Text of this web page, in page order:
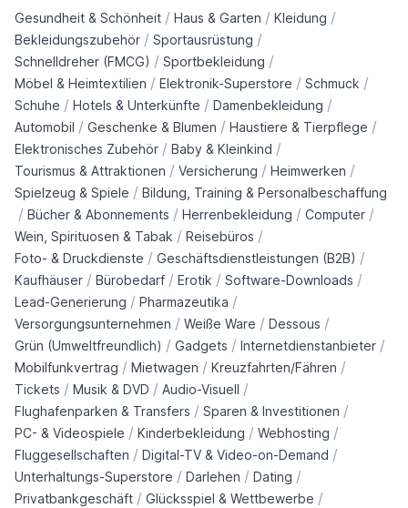
Gesundheit & Schönheit / Haus & Garten / Kleidung /
Bekleidungszubehör / Sportausrüstung /
Schnelldreher (FMCG) / Sportbekleidung /
Möbel & Heimtextilien / Elektronik-Superstore / Schmuck /
Schuhe / Hotels & Unterkünfte / Damenbekleidung /
Automobil / Geschenke & Blumen / Haustiere & Tierpflege /
Elektronisches Zubehör / Baby & Kleinkind /
Tourismus & Attraktionen / Versicherung / Heimwerken /
Spielzeug & Spiele / Bildung, Training & Personalbeschaffung
/ Bücher & Abonnements / Herrenbekleidung / Computer /
Wein, Spirituosen & Tabak / Reisebüros /
Foto- & Druckdienste / Geschäftsdienstleistungen (B2B) /
Kaufhäuser / Bürobedarf / Erotik / Software-Downloads /
Lead-Generierung / Pharmazeutika /
Versorgungsunternehmen / Weiße Ware / Dessous /
Grün (Umweltfreundlich) / Gadgets / Internetdienstanbieter /
Mobilfunkvertrag / Mietwagen / Kreuzfahrten/Fähren /
Tickets / Musik & DVD / Audio-Visuell /
Flughafenparken & Transfers / Sparen & Investitionen /
PC- & Videospiele / Kinderbekleidung / Webhosting /
Fluggesellschaften / Digital-TV & Video-on-Demand /
Unterhaltungs-Superstore / Darlehen / Dating /
Privatbankgeschäft / Glücksspiel & Wettbewerbe /